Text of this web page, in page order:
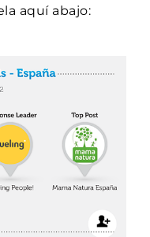
aquí abajo: